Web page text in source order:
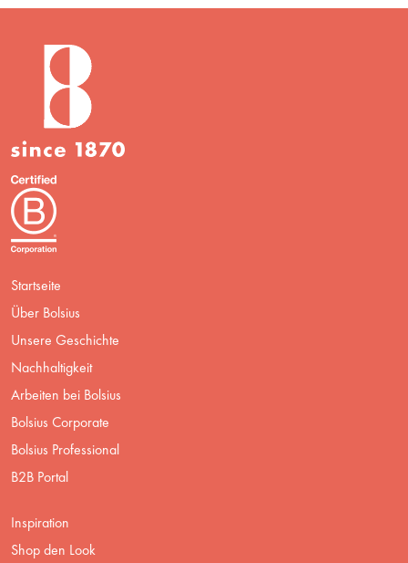
Startseite
Über Bolsius
Unsere Geschichte
Nachhaltigkeit
Arbeiten bei Bolsius
Bolsius Corporate
Bolsius Professional
B2B Portal
Inspiration
Shop den Look